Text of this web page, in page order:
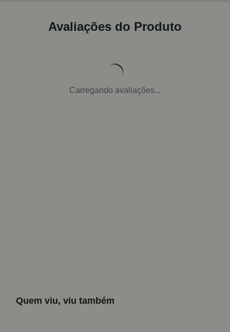
Avaliações do Produto
Carregando avaliações...
Quem viu, viu também